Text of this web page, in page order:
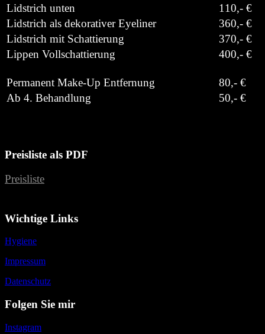
Lidstrich unten
110,- €
Lidstrich als dekorativer Eyeliner
360,- €
Lidstrich mit Schattierung
370,- €
Lippen Vollschattierung
400,- €
Permanent Make-Up Entfernung
80,- €
Ab 4. Behandlung
50,- €
Preisliste als PDF
Preisliste
Wichtige Links
Hygiene
Impressum
Datenschutz
Folgen Sie mir
Instagram